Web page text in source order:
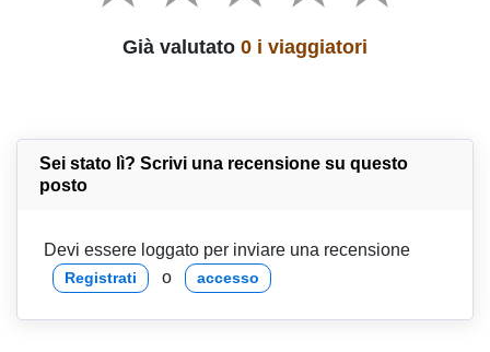
Già valutato 0 i viaggiatori
Sei stato lì? Scrivi una recensione su questo
posto
Devi essere loggato per inviare una recensione
Registrati o accesso